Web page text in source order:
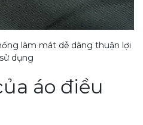
làm mát dễ dàng thuận lợi
dụng
áo điều